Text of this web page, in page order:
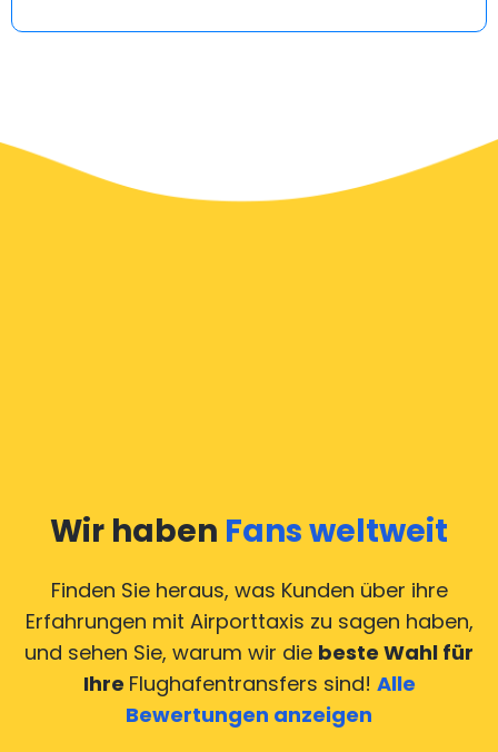
Wir haben Fans weltweit
Finden Sie heraus, was Kunden über ihre
Erfahrungen mit Airporttaxis zu sagen haben,
und sehen Sie, warum wir die beste Wahl für
Ihre Flughafentransfers sind! Alle
Bewertungen anzeigen